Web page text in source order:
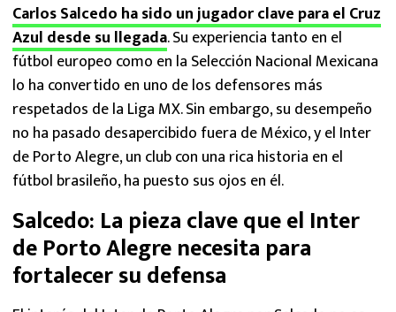
Carlos Salcedo ha sido un jugador clave para el Cruz
Azul desde su llegada. Su experiencia tanto en el
fútbol europeo como en la Selección Nacional Mexicana
lo ha convertido en uno de los defensores más
respetados de la Liga MX. Sin embargo, su desempeño
no ha pasado desapercibido fuera de México, y el Inter
de Porto Alegre, un club con una rica historia en el
fútbol brasileño, ha puesto sus ojos en él.
Salcedo: La pieza clave que el Inter
de Porto Alegre necesita para
fortalecer su defensa